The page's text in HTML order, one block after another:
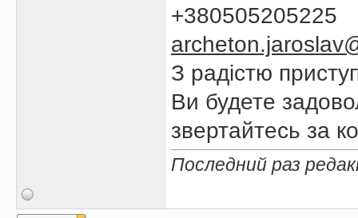
+380505205225
З радістю
Ви будете
звертайтесь за
Последний раз